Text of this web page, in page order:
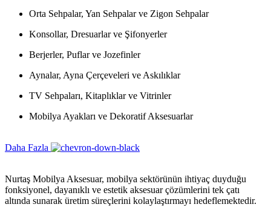
Orta Sehpalar, Yan Sehpalar ve Zigon Sehpalar
Konsollar, Dresuarlar ve Şifonyerler
Berjerler, Puflar ve Jozefinler
Aynalar, Ayna Çerçeveleri ve Askılıklar
TV Sehpaları, Kitaplıklar ve Vitrinler
Mobilya Ayakları ve Dekoratif Aksesuarlar
Daha Fazla
Nurtaş Mobilya Aksesuar, mobilya sektörünün ihtiyaç duyduğu
fonksiyonel, dayanıklı ve estetik aksesuar çözümlerini tek çatı
altında sunarak üretim süreçlerini kolaylaştırmayı hedeflemektedir.